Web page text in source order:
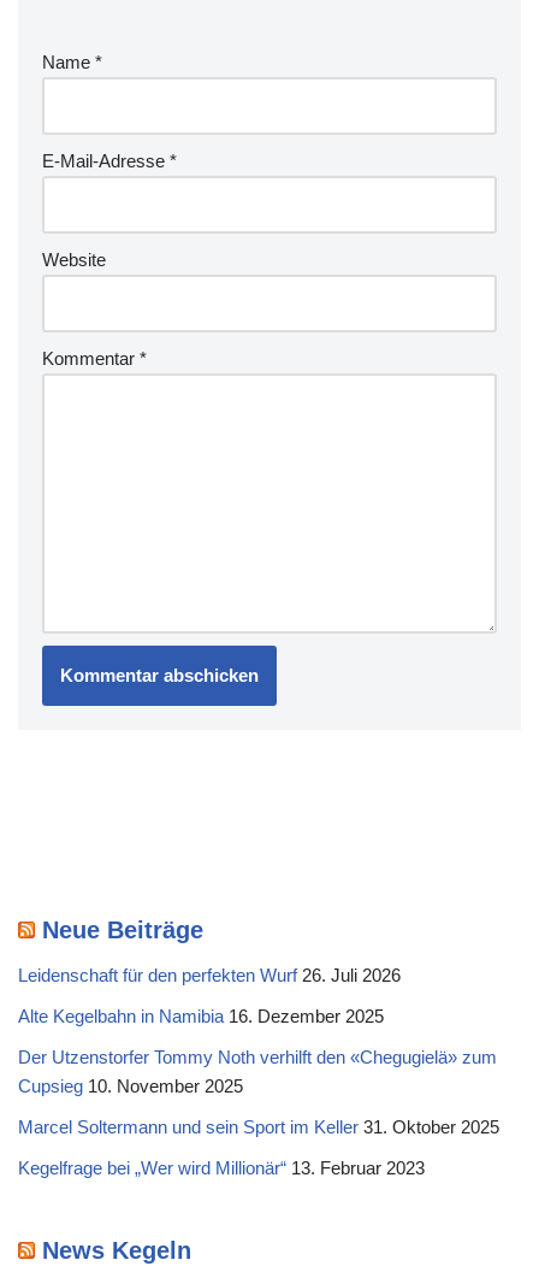
Name *
E-Mail-Adresse *
Website
Kommentar *
Neue Beiträge
Leidenschaft für den perfekten Wurf 26. Juli 2026
Alte Kegelbahn in Namibia 16. Dezember 2025
Der Utzenstorfer Tommy Noth verhilft den «Chegugielä» zum
Cupsieg 10. November 2025
Marcel Soltermann und sein Sport im Keller 31. Oktober 2025
Kegelfrage bei „Wer wird Millionär“ 13. Februar 2023
News Kegeln